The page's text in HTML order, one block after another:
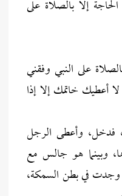
إلا بالصلاة على
على النبي وفقني
أعطيك خاتمك إلا إذا
فدخل، وأعطى الرجل
وبينما هو جالس مع
وجدت في بطن السمكة،